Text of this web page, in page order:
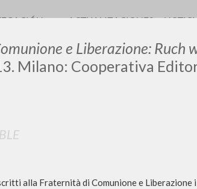
e Liberazione: Ruch
Milano: Cooperativa
alla Fraternità di Comunione e Liberazione
ACTUALIZACIONESY